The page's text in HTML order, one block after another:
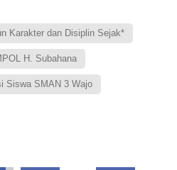
Karakter dan Disiplin Sejak*
H. Subahana
Siswa SMAN 3 Wajo